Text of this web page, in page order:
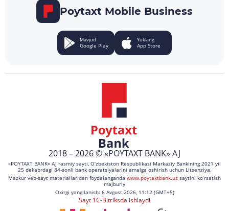
Poytaxt Mobile Business
Mavjud
Google Play
Yuklang
App Store
2018 – 2026 © «POYTAXT BANK» AJ
«POYTAXT BANK» AJ rasmiy sayti, O‘zbekiston Respublikasi Markaziy Bankining 2021 yil
25 dekabrdagi 84-sonli bank operatsiyalarini amalga oshirish uchun Litsenziya.
Mazkur veb-sayt materiallaridan foydalanganda www.poytaxtbank.uz saytini ko‘rsatish
majburiy
Oxirgi yangilanish: 6 Avgust 2026, 11:12 (GMT+5)
Sayt 1C-Bitriksda ishlaydi